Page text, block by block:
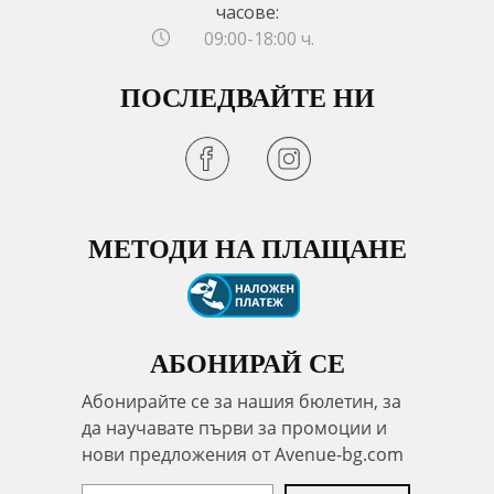
часове:
09:00-18:00 ч.
ПОСЛЕДВАЙТЕ НИ
МЕТОДИ НА ПЛАЩАНЕ
АБОНИРАЙ СЕ